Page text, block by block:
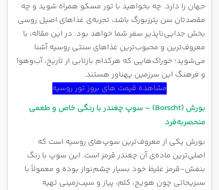
جهان را دارد. چه بخواهید با تور مسکو همراه شوید و چه
مقصدتان سن پترزبورگ باشد، تجربه‌ی غذاهای اصیل روسی
بخش جدایی‌ناپذیر سفر شما خواهد بود. در این مقاله، با
معروف‌ترین و محبوب‌ترین غذاهای سنتی روسیه آشنا
می‌شوید؛ خوراک‌هایی که هرکدام بازتابی از تاریخ، آب‌وهوا
و فرهنگ این سرزمین پهناور هستند.
مشاهده قیمت های بروز تور روسیه
بورش (Borscht) – سوپ چغندر با رنگی خاص و طعمی
منحصربه‌فرد
بورش یکی از معروف‌ترین سوپ‌های روسیه است که
اصلی‌ترین ماده‌ی آن چغندر قرمز است. این سوپ با رنگ
بنفش-قرمز غلیظ خود بسیار چشم‌نواز بوده و معمولاً با
سبزیجاتی چون هویج، کلم، پیاز و سیب‌زمینی تهیه